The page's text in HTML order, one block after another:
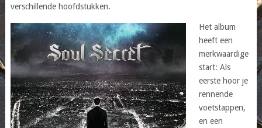
verschillende hoofdstukken.
Het album
heeft een
merkwaardige
start: Als
eerste hoor je
rennende
voetstappen,
en een